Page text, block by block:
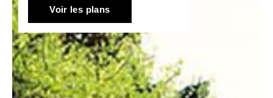
Voir les plans